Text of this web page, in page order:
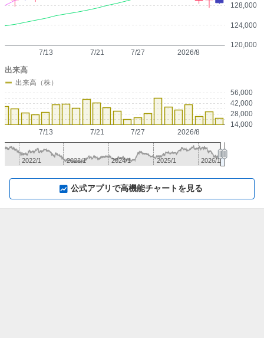
120,000
124,000
128,000
2026/8
7/13 7/21 7/27
14,000
28,000
42,000
56,000
2026/8
7/13 7/21 7/27
出来高
出来高（株）
2023/1 2025/1
2022/1 2024/1 2026/1
公式アプリで高機能チャートを見る